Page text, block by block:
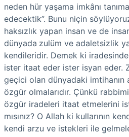
neden hür yaşama imkânı
edecektik”. Bunu niçin
haksızlık yapan insan ve de
dünyada zulüm ve adaletsizlik
kendileridir. Demek ki
ister itaat eder ister isyan eder.
geçici olan dünyadaki imtihanın
özgür olmalarıdır. Çünkü
özgür iradeleri itaat etmelerini
mısınız? O Allah ki kullarının
kendi arzu ve istekleri ile